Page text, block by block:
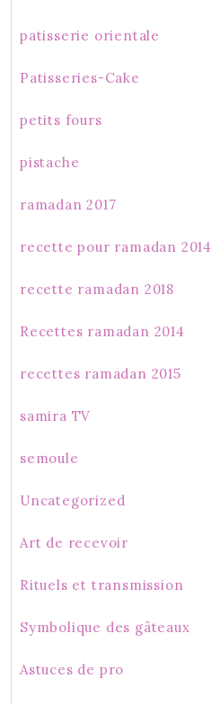
patisserie orientale
Patisseries-Cake
petits fours
pistache
ramadan 2017
recette pour ramadan 2014
recette ramadan 2018
Recettes ramadan 2014
recettes ramadan 2015
samira TV
semoule
Uncategorized
Art de recevoir
Rituels et transmission
Symbolique des gâteaux
Astuces de pro